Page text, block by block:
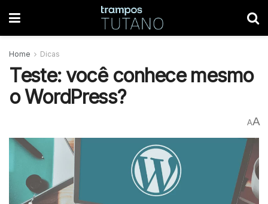
Home Dicas
Teste: você conhece mesmo
o WordPress?
AA